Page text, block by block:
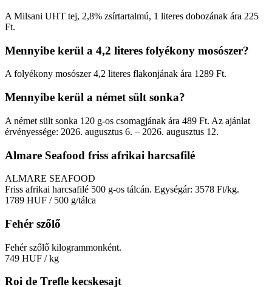
A Milsani UHT tej, 2,8% zsírtartalmú, 1 literes dobozának ára 225
Ft.
Mennyibe kerül a 4,2 literes folyékony mosószer?
A folyékony mosószer 4,2 literes flakonjának ára 1289 Ft.
Mennyibe kerül a német sült sonka?
A német sült sonka 120 g-os csomagjának ára 489 Ft. Az ajánlat
érvényessége: 2026. augusztus 6. – 2026. augusztus 12.
Almare Seafood friss afrikai harcsafilé
ALMARE SEAFOOD
Friss afrikai harcsafilé 500 g-os tálcán. Egységár: 3578 Ft/kg.
1789 HUF / 500 g/tálca
Fehér szőlő
Fehér szőlő kilogrammonként.
749 HUF / kg
Roi de Trefle kecskesajt